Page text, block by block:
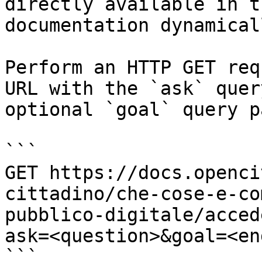
documentation
Perform an HTTP GET
URL with the `ask`
optional `goal` query
```
GET https://
cittadino/che-cose-e-
pubblico-digitale/
```